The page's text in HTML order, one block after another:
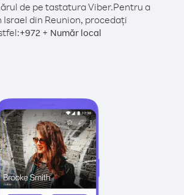
de pe tastatura Viber.Pentru a
Israel din Reunion, procedați
+972 + Număr local